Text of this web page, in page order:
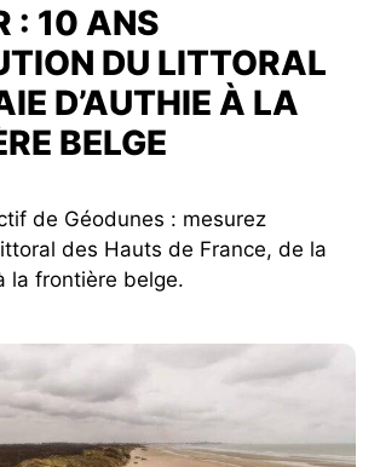
: 10 ANS
DU LITTORAL
D’AUTHIE À LA
BELGE
de Géodunes : mesurez
des Hauts de France, de la
la frontière belge.